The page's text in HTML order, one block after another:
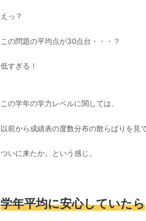
えっ？
この問題の平均点が30点台・・・？
低すぎる！
この学年の学力レベルに関しては、
以前から成績表の度数分布の散らばりを見
ついに来たか。という感じ。
学年平均に安心していたら